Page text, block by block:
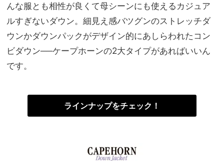
んな服とも相性が良くて母シーンにも使えるカジュア
ルすぎないダウン。細見え感バツグンのストレッチダ
ウンかダウンパックがデザイン的にあしらわれたコン
ビダウン──ケープホーンの2大タイプがあればいいん
です。
ラインナップをチェック！